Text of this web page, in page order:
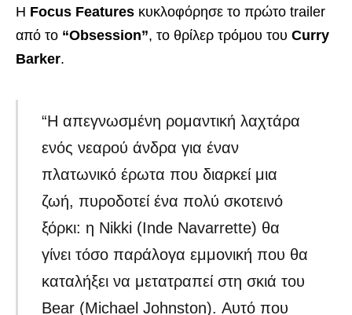
Η Focus Features κυκλοφόρησε το πρώτο trailer
από το “Obsession”, το θρίλερ τρόμου του Curry
Barker.
“Η απεγνωσμένη ρομαντική λαχτάρα
ενός νεαρού άνδρα για έναν
πλατωνικό έρωτα που διαρκεί μια
ζωή, πυροδοτεί ένα πολύ σκοτεινό
ξόρκι: η Nikki (Inde Navarrette) θα
γίνει τόσο παράλογα εμμονική που θα
καταλήξει να μετατραπεί στη σκιά του
Bear (Michael Johnston). Αυτό που